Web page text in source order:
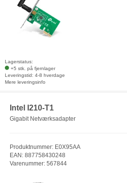
Lagerstatus:
+5 stk. på fjernlager
Leveringstid: 4-8 hverdage
Mere leveringsinfo
Intel I210-T1
Gigabit Netværksadapter
Produktnummer: E0X95AA
EAN: 887758430248
Varenummer: 567844